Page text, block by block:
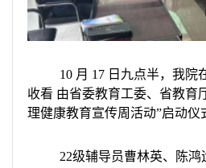
10 月 17 日九点半，我院
收看 由省委教育工委、省教育
理健康教育宣传周活动”启动仪
22级辅导员曹林英、陈